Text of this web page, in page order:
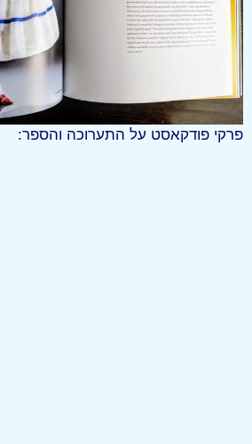
פרקי פודקאסט על התערוכה והספר: